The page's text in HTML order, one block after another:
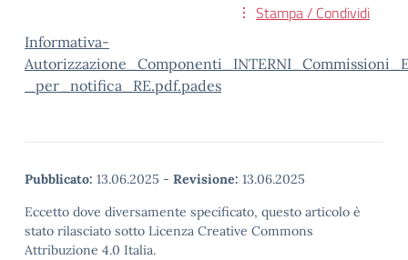
Stampa / Condividi
Informativa-
_per_notifica_RE.pdf.pades
Pubblicato: 13.06.2025 - Revisione: 13.06.2025
Eccetto dove diversamente specificato, questo articolo è
stato rilasciato sotto Licenza Creative Commons
Attribuzione 4.0 Italia.